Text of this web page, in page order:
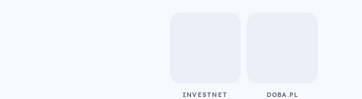
INVESTNET DOBA.PL